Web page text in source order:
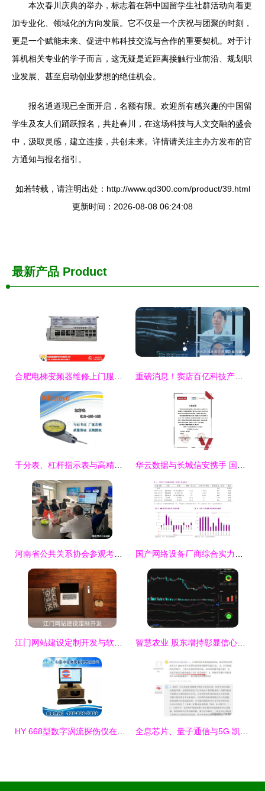
本次春川庆典的举办，标志着在韩中国留学生社群活动向着更
加专业化、领域化的方向发展。它不仅是一个庆祝与团聚的时刻，
更是一个赋能未来、促进中韩科技交流与合作的重要契机。对于计
算机相关专业的学子而言，这无疑是近距离接触行业前沿、规划职
业发展、甚至启动创业梦想的绝佳机会。
报名通道现已全面开启，名额有限。欢迎所有感兴趣的中国留
学生及友人们踊跃报名，共赴春川，在这场科技与人文交融的盛会
中，汲取灵感，建立连接，共创未来。详情请关注主办方发布的官
方通知与报名指引。
如若转载，请注明出处：http://www.qd300.com/product/39.html
更新时间：2026-08-08 06:24:08
最新产品 Product